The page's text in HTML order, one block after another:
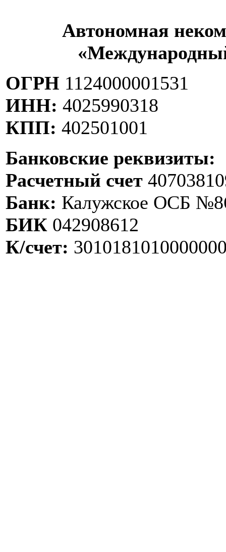
Автономная
ОГРН 1124000001531
ИНН: 4025990318
КПП: 402501001
Банковские реквизиты:
Расчетный счет
Банк: Калужское ОСБ
БИК 042908612
К/счет: